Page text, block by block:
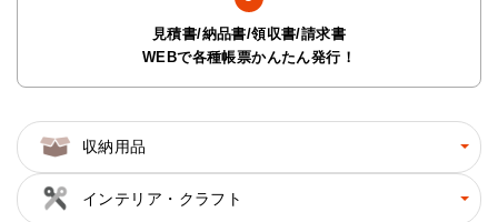
見積書/納品書/領収書/請求書
WEBで各種帳票かんたん発行！
収納用品
インテリア・クラフト